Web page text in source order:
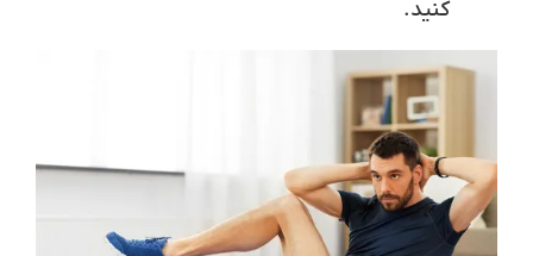
کنید.